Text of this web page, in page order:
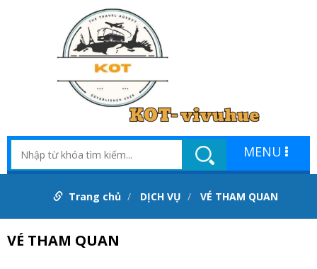
MENU
Trang chủ DỊCH VỤ VÉ THAM QUAN
VÉ THAM QUAN